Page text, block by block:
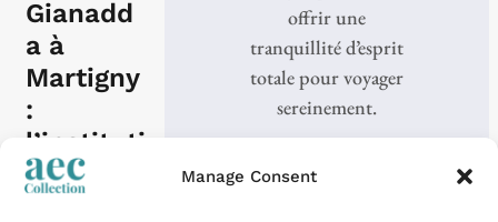
Manage Consent
Gianadd
a à
Martigny
:
l’instituti
on
offrir une
tranquillité d’esprit
totale pour voyager
sereinement.